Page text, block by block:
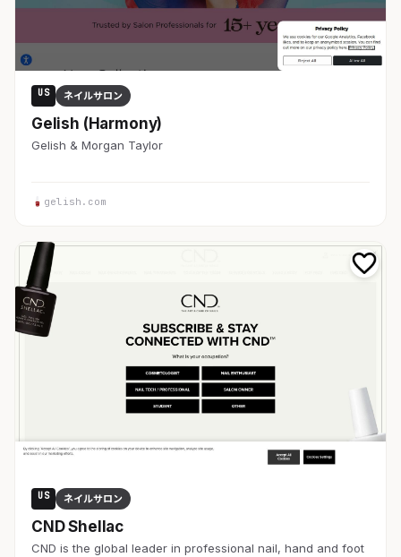
US ネイルサロン
Gelish (Harmony)
Gelish & Morgan Taylor
gelish.com
US ネイルサロン
CND Shellac
CND is the global leader in professional nail, hand and foot